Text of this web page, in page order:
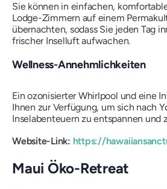
Sie können in einfachen,
Lodge-Zimmern auf einem
übernachten, sodass Sie jeden Tag
frischer Inselluft aufwachen.
Wellness-Annehmlichkeiten
Ein ozonisierter Whirlpool und eine
Ihnen zur Verfügung, um sich nach
Inselabenteuern zu entspannen und
Website-Link: https://
Maui Öko-Retreat